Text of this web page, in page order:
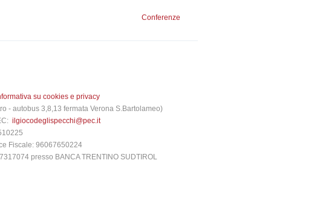
Conferenze
su cookies e privacy
- autobus 3,8,13 fermata Verona S.Bartolameo)
ilgiocodeglispecchi@pec.it
Fiscale: 96067650224
presso BANCA TRENTINO SUDTIROL